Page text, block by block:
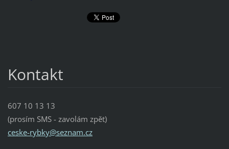
Kontakt
607 10 13 13
(prosím SMS - zavolám zpět)
ceske-rybky@seznam.cz